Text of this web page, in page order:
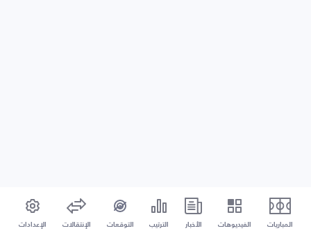
المباريات الفيديوهات الأخبار الترتيب التوقعات الإنتقالات الإعدادات